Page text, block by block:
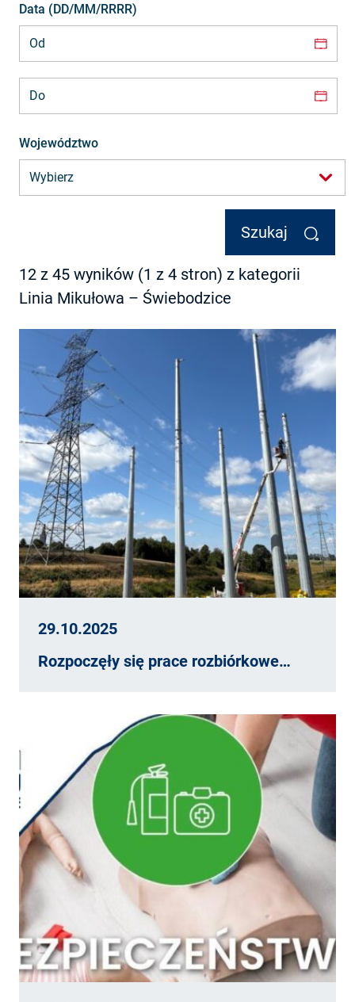
Data (DD/MM/RRRR)
Województwo
Szukaj
12 z 45 wyników (1 z 4 stron) z kategorii
Linia Mikułowa – Świebodzice
29.10.2025
Rozpoczęły się prace rozbiórkowe…